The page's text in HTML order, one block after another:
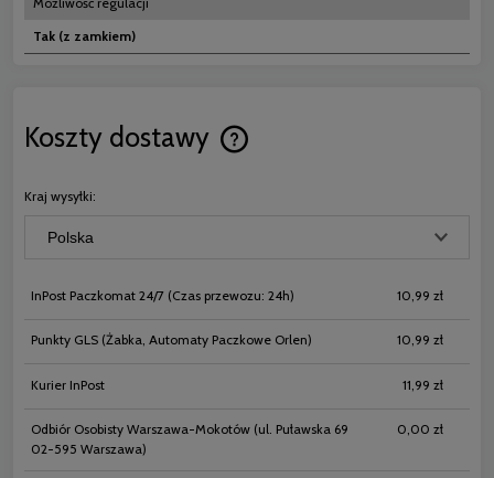
Tak (z zamkiem)
Koszty dostawy
Cena nie zawiera ewentualnych
Kraj wysyłki:
InPost Paczkomat 24/7 (Czas przewozu: 24h) 10,99 zł
Punkty GLS (Żabka, Automaty Paczkowe Orlen) 10,99 zł
Kurier InPost 11,99 zł
Odbiór Osobisty Warszawa-Mokotów (ul. Puławska 69
02-595 Warszawa)
0,00 zł